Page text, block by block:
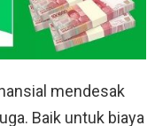
mendesak
Baik untuk biaya